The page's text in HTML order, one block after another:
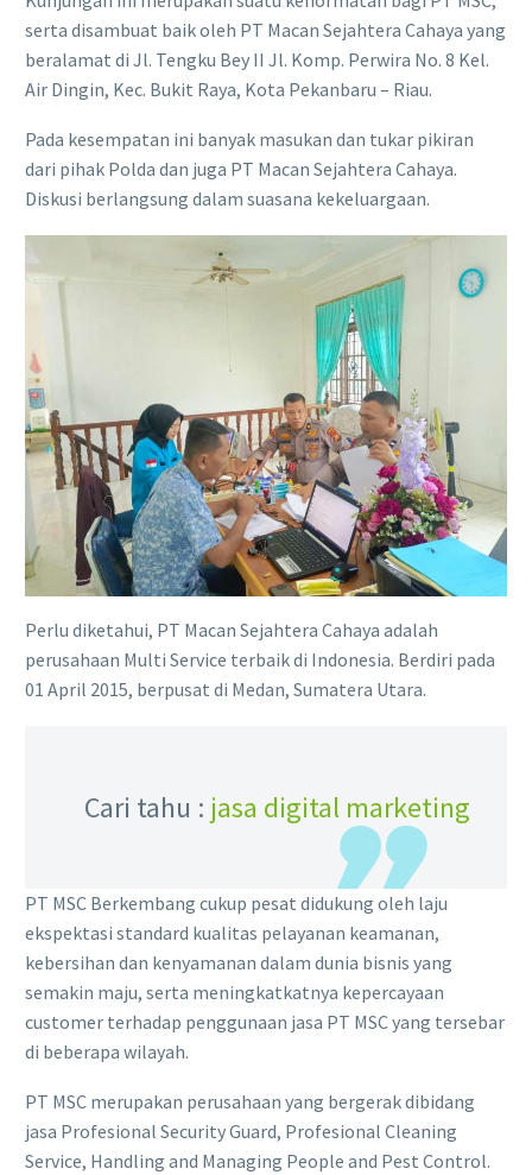
serta disambuat baik oleh PT Macan Sejahtera Cahaya yang
beralamat di Jl. Tengku Bey II Jl. Komp. Perwira No. 8 Kel.
Air Dingin, Kec. Bukit Raya, Kota Pekanbaru – Riau.
Pada kesempatan ini banyak masukan dan tukar pikiran
dari pihak Polda dan juga PT Macan Sejahtera Cahaya.
Diskusi berlangsung dalam suasana kekeluargaan.
Perlu diketahui, PT Macan Sejahtera Cahaya adalah
perusahaan Multi Service terbaik di Indonesia. Berdiri pada
01 April 2015, berpusat di Medan, Sumatera Utara.
Cari tahu : jasa digital marketing
PT MSC Berkembang cukup pesat didukung oleh laju
ekspektasi standard kualitas pelayanan keamanan,
kebersihan dan kenyamanan dalam dunia bisnis yang
semakin maju, serta meningkatkatnya kepercayaan
customer terhadap penggunaan jasa PT MSC yang tersebar
di beberapa wilayah.
PT MSC merupakan perusahaan yang bergerak dibidang
jasa Profesional Security Guard, Profesional Cleaning
Service, Handling and Managing People and Pest Control.